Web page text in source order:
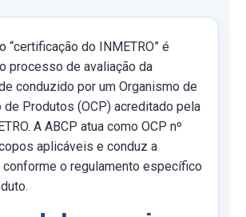
“certificação do INMETRO” é
processo de avaliação da
conduzido por um Organismo de
de Produtos (OCP) acreditado pela
A ABCP atua como OCP nº
aplicáveis e conduz a
o regulamento específico